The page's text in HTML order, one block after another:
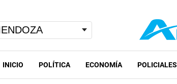
INICIO POLÍTICA ECONOMÍA POLICIALES